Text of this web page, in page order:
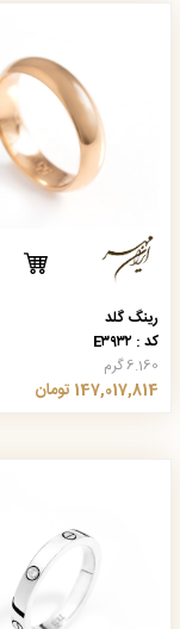
رینگ گلد
کد : E۳۹۳۲
6.160 گرم
147,017,814 تومان